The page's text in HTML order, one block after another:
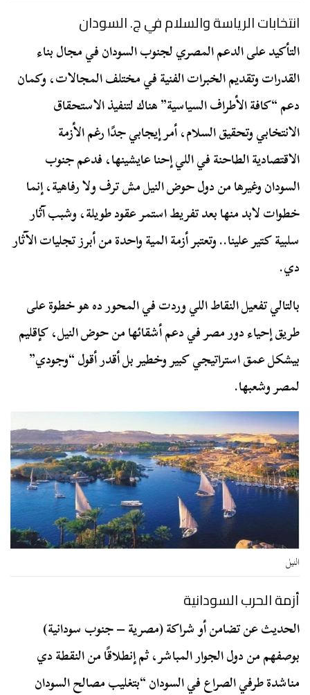
انتخابات الرياسة والسلام في ج. السودان
التأكيد على الدعم المصري لجنوب السودان في مجال بناء
القدرات وتقديم الخبرات الفنية في مختلف المجالات،وكمان
دعم “كافة الأطراف السياسية” هناك لتنفيذ الاستحقاق
الانتخابي وتحقيق السلام، أمر إيجابي جدًا رغم الأزمة
الاقتصادية الطاحنة في اللي إحنا عايشينها، فدعم جنوب
السودان وغيرها من دول حوض النيل مش ترف ولا رفاهية، إنما
خطوات لابد منها بعد تفريط استمر عقود طويلة، وشبب آثار
سلبية كتير علينا.. وتعتبر أزمة المية واحدة من أبرز تجليات الآثار
دي.
بالتالي تفعيل النقاط اللي وردت في المحور ده هو خطوة على
طريق إحياء دور مصر في دعم أشقائها من حوض النيل، كإقليم
بيشكل عمق استراتيجي كبير وخطير بل أقدر أقول “وجودي”
لمصر وشعبها.
النيل
أزمة الحرب السودانية
الحديث عن تضامن أو شراكة (مصرية – جنوب سودانية)
بوصفهم من دول الجوار المباشر، ثم إنطلاقًا من النقطة دي
مناشدة طرفي الصراع في السودان “بتغليب مصالح السودان